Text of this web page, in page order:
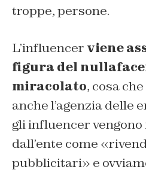
troppe, persone.
L’influencer viene
figura del
miracolato, cosa
anche l’agenzia delle
gli influencer
dall’ente come
pubblicitari» e